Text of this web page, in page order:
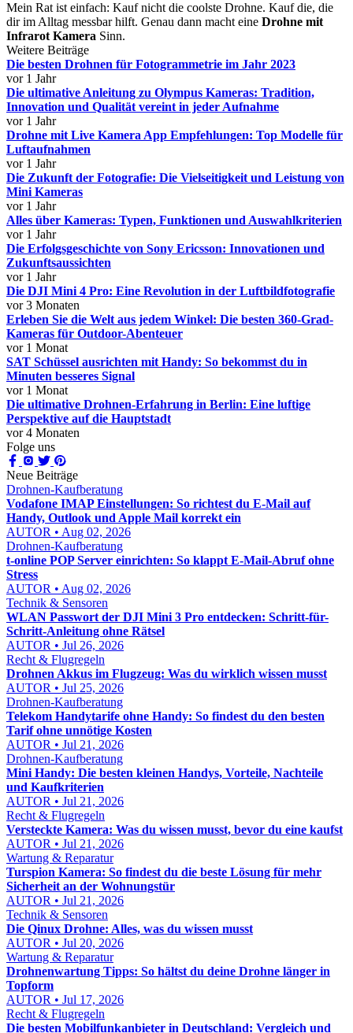
Mein Rat ist einfach: Kauf nicht die coolste Drohne. Kauf die, die
dir im Alltag messbar hilft. Genau dann macht eine Drohne mit
Infrarot Kamera Sinn.
Weitere Beiträge
Die besten Drohnen für Fotogrammetrie im Jahr 2023
vor 1 Jahr
Die ultimative Anleitung zu Olympus Kameras: Tradition,
Innovation und Qualität vereint in jeder Aufnahme
vor 1 Jahr
Drohne mit Live Kamera App Empfehlungen: Top Modelle für
Luftaufnahmen
vor 1 Jahr
Die Zukunft der Fotografie: Die Vielseitigkeit und Leistung von
Mini Kameras
vor 1 Jahr
Alles über Kameras: Typen, Funktionen und Auswahlkriterien
vor 1 Jahr
Die Erfolgsgeschichte von Sony Ericsson: Innovationen und
Zukunftsaussichten
vor 1 Jahr
Die DJI Mini 4 Pro: Eine Revolution in der Luftbildfotografie
vor 3 Monaten
Erleben Sie die Welt aus jedem Winkel: Die besten 360-Grad-
Kameras für Outdoor-Abenteuer
vor 1 Monat
SAT Schüssel ausrichten mit Handy: So bekommst du in
Minuten besseres Signal
vor 1 Monat
Die ultimative Drohnen-Erfahrung in Berlin: Eine luftige
Perspektive auf die Hauptstadt
vor 4 Monaten
Folge uns
Neue Beiträge
Drohnen-Kaufberatung
Vodafone IMAP Einstellungen: So richtest du E-Mail auf
Handy, Outlook und Apple Mail korrekt ein
AUTOR • Aug 02, 2026
Drohnen-Kaufberatung
t-online POP Server einrichten: So klappt E-Mail-Abruf ohne
Stress
AUTOR • Aug 02, 2026
Technik & Sensoren
WLAN Passwort der DJI Mini 3 Pro entdecken: Schritt-für-
Schritt-Anleitung ohne Rätsel
AUTOR • Jul 26, 2026
Recht & Flugregeln
Drohnen Akkus im Flugzeug: Was du wirklich wissen musst
AUTOR • Jul 25, 2026
Drohnen-Kaufberatung
Telekom Handytarife ohne Handy: So findest du den besten
Tarif ohne unnötige Kosten
AUTOR • Jul 21, 2026
Drohnen-Kaufberatung
Mini Handy: Die besten kleinen Handys, Vorteile, Nachteile
und Kaufkriterien
AUTOR • Jul 21, 2026
Recht & Flugregeln
Versteckte Kamera: Was du wissen musst, bevor du eine kaufst
AUTOR • Jul 21, 2026
Wartung & Reparatur
Turspion Kamera: So findest du die beste Lösung für mehr
Sicherheit an der Wohnungstür
AUTOR • Jul 21, 2026
Technik & Sensoren
Die Qinux Drohne: Alles, was du wissen musst
AUTOR • Jul 20, 2026
Wartung & Reparatur
Drohnenwartung Tipps: So hältst du deine Drohne länger in
Topform
AUTOR • Jul 17, 2026
Recht & Flugregeln
Die besten Mobilfunkanbieter in Deutschland: Vergleich und